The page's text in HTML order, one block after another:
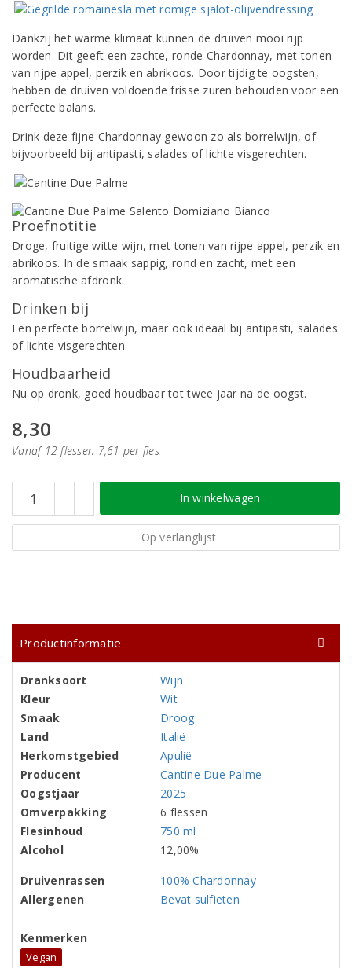
Dankzij het warme klimaat kunnen de druiven mooi rijp
worden. Dit geeft een zachte, ronde Chardonnay, met tonen
van rijpe appel, perzik en abrikoos. Door tijdig te oogsten,
hebben de druiven voldoende frisse zuren behouden voor een
perfecte balans.
Drink deze fijne Chardonnay gewoon zo als borrelwijn, of
bijvoorbeeld bij antipasti, salades of lichte visgerechten.
Proefnotitie
Droge, fruitige witte wijn, met tonen van rijpe appel, perzik en
abrikoos. In de smaak sappig, rond en zacht, met een
aromatische afdronk.
Drinken bij
Een perfecte borrelwijn, maar ook ideaal bij antipasti, salades
of lichte visgerechten.
Houdbaarheid
Nu op dronk, goed houdbaar tot twee jaar na de oogst.
8,30
Vanaf 12 flessen 7,61 per fles
In winkelwagen
Op verlanglijst
Productinformatie
Dranksoort
Wijn
Kleur
Wit
Smaak
Droog
Land
Italië
Herkomstgebied
Apulië
Producent
Cantine Due Palme
Oogstjaar
2025
Omverpakking
6 flessen
Flesinhoud
750 ml
Alcohol
12,00%
Druivenrassen
100% Chardonnay
Allergenen
Bevat sulfieten
Kenmerken
Vegan